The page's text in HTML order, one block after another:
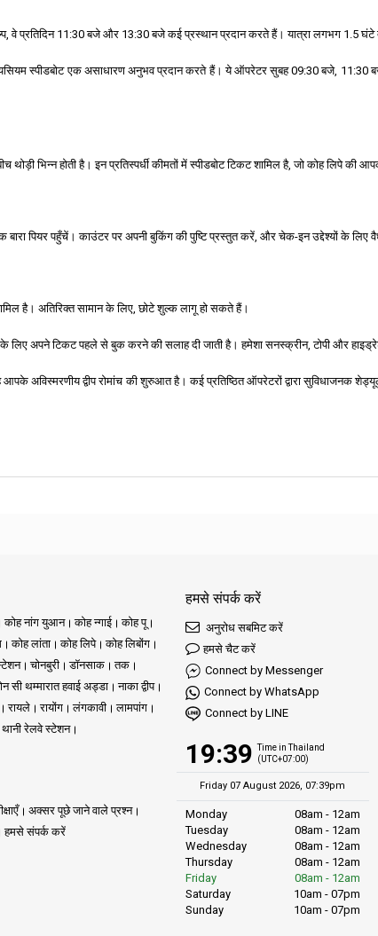
वे प्रतिदिन 11:30 बजे और 13:30 बजे कई प्रस्थान प्रदान करते हैं। यात्रा लगभग 1.5
स्पीडबोट एक असाधारण अनुभव प्रदान करते हैं। ये ऑपरेटर सुबह 09:30 बजे, 11:30
भिन्न होती है। इन प्रतिस्पर्धी कीमतों में स्पीडबोट टिकट शामिल है, जो कोह लिपे की
बारा पियर पहुँचें। काउंटर पर अपनी बुकिंग की पुष्टि प्रस्तुत करें, और चेक-इन उद्देश्यों के लिए
है। अतिरिक्त सामान के लिए, छोटे शुल्क लागू हो सकते हैं।
लिए अपने टिकट पहले से बुक करने की सलाह दी जाती है। हमेशा सनस्क्रीन, टोपी और
अविस्मरणीय द्वीप रोमांच की शुरुआत है। कई प्रतिष्ठित ऑपरेटरों द्वारा सुविधाजनक
कोह नांग युआन कोह न्गाई
कोह पू
कोह लांता कोह लिपे
कोह लिबोंग
चोनबुरी डॉनसाक
तक
सी थम्मारात हवाई अड्डा
नाका द्वीप
रायले रायोंग लंगकावी
लामपांग
रेलवे स्टेशन
अक्सर पूछे जाने वाले प्रश्न
हमसे संपर्क करें
हमसे संपर्क करें
अनुरोध सबमिट करें
हमसे चैट करें
Connect by Messenger
Connect by WhatsApp
Connect by LINE
19:39 Time in Thailand
(UTC+07:00)
Friday 07 August 2026, 07:39pm
Monday
08am - 12am
Tuesday
08am - 12am
Wednesday
08am - 12am
Thursday
08am - 12am
Friday
08am - 12am
Saturday
10am - 07pm
Sunday
10am - 07pm